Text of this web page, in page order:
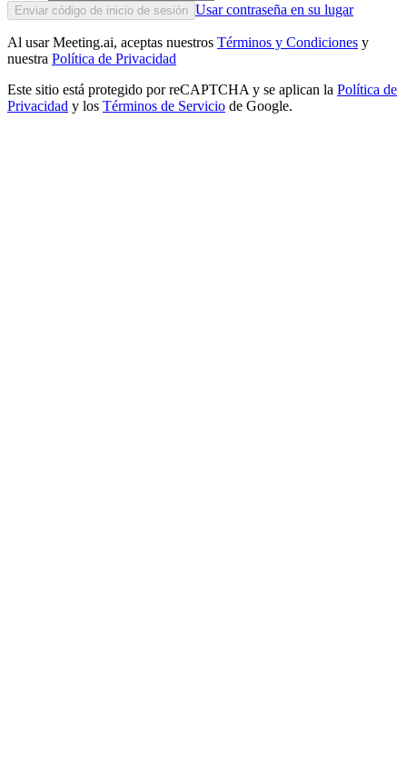
Enviar código de inicio de sesión Usar contraseña en su lugar
Al usar Meeting.ai, aceptas nuestros Términos y Condiciones y
nuestra Política de Privacidad
Este sitio está protegido por reCAPTCHA y se aplican la Política de
Privacidad y los Términos de Servicio de Google.